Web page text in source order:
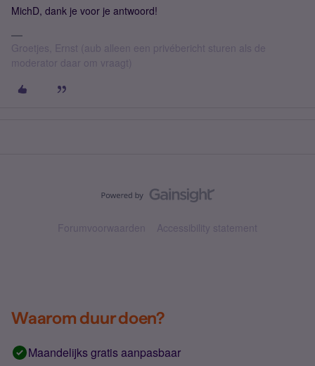
MichD, dank je voor je antwoord!
Groetjes, Ernst (aub alleen een privébericht sturen als de
moderator daar om vraagt)
Forumvoorwaarden Accessibility statement
Waarom duur doen?
Maandelijks gratis aanpasbaar